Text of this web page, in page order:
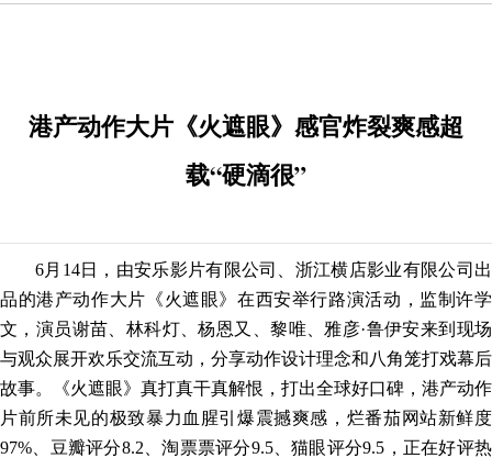
港产动作大片《火遮眼》感官炸裂爽感超
载“硬滴很”
6月14日， 由安乐影片有限公司、浙江横店影业有限公司出
品的港产动作大片《火遮眼》在西安举行路演活动 ， 监制许学
文，演员谢苗、林科灯、杨恩又、黎唯、雅彦·鲁伊安来到现场
与观众展开欢乐交流互动，分享动作设计理念和八角笼打戏幕后
故事。《火遮眼》真打真干真解恨，打出全球好口碑，港产动作
片前所未见的极致暴力血腥引爆震撼爽感， 烂番茄网站新鲜度
97%、豆瓣评分8.2、淘票票评分9.5、猫眼评分9.5，正在好评热